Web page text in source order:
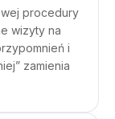
procedury
wizyty na
i
zamienia